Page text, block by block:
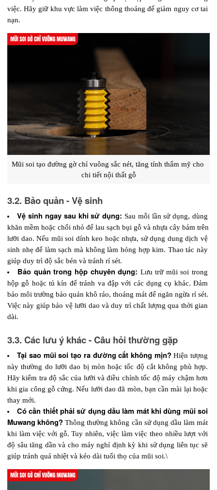
việc. Hãy giữ khu vực làm việc thông thoáng để giảm nguy cơ tai
nạn.
Mũi soi tạo đường gờ chỉ vuông sắc nét, tăng tính thẩm mỹ cho
chi tiết nội thất gỗ
3.2. Bảo quản - Vệ sinh
Vệ sinh ngay sau khi sử dụng: Sau mỗi lần sử dụng, dùng
khăn mềm hoặc chổi nhỏ để lau sạch bụi gỗ và nhựa cây bám trên
lưỡi dao. Nếu mũi soi dính keo hoặc nhựa, sử dụng dung dịch vệ
sinh nhẹ để làm sạch mà không làm hỏng hợp kim. Thao tác này
giúp duy trì độ sắc bén và tránh rỉ sét.
Bảo quản trong hộp chuyên dụng: Lưu trữ mũi soi trong
hộp gỗ hoặc tủ kín để tránh va đập với các dụng cụ khác. Đảm
bảo môi trường bảo quản khô ráo, thoáng mát để ngăn ngừa rỉ sét.
Việc này giúp bảo vệ lưỡi dao và duy trì chất lượng qua thời gian
dài.
3.3. Các lưu ý khác - Câu hỏi thường gặp
Tại sao mũi soi tạo ra đường cắt không mịn? Hiện tượng
này thường do lưỡi dao bị mòn hoặc tốc độ cắt không phù hợp.
Hãy kiểm tra độ sắc của lưỡi và điều chỉnh tốc độ máy chậm hơn
khi gia công gỗ cứng. Nếu lưỡi dao đã mòn, bạn cần mài lại hoặc
thay mới.
Có cần thiết phải sử dụng dầu làm mát khi dùng mũi soi
Muwang không? Thông thường không cần sử dụng dầu làm mát
khi làm việc với gỗ. Tuy nhiên, việc làm việc theo nhiều lượt với
độ sâu tăng dần và cho máy nghỉ định kỳ khi sử dụng liên tục sẽ
giúp tránh quá nhiệt và kéo dài tuổi thọ của mũi soi.\